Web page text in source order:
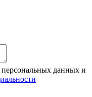
персональных данных и